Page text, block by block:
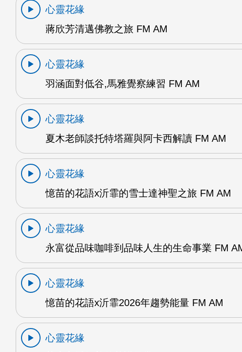
心靈花緣
蔣欣芳清邁佛教之旅 FM AM
心靈花緣
羽涵面對低谷,馬雅覺察練習 FM AM
心靈花緣
夏木老師談托特塔羅與阿卡西解讀 FM AM
心靈花緣
憶苗的花語x沂霏的雪士達神聖之旅 FM AM
心靈花緣
永富從品味咖啡到品味人生的生命事業 FM
心靈花緣
憶苗的花語x沂霏2026年趨勢能量 FM AM
心靈花緣